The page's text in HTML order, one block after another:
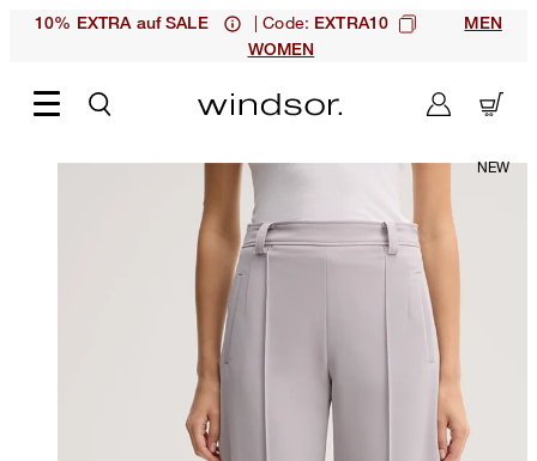
10% EXTRA auf SALE | Code: EXTRA10
MEN
WOMEN